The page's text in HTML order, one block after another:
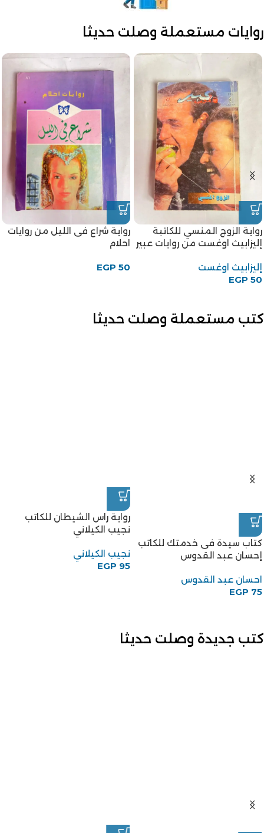
روايات مستعملة وصلت حديثا
رواية الزوج المنسي للكاتبة
إليزابيث اوغست من روايات عبير
إليزابيث اوغست
EGP 50
رواية شراع فى الليل من روايات
احلام
EGP 50
كتب مستعملة وصلت حديثا
كتاب سيدة فى خدمتك للكاتب
إحسان عبد القدوس
احسان عبد القدوس
EGP 75
رواية راس الشيطان للكاتب
نجيب الكيلاني
نجيب الكيلاني
EGP 95
كتب جديدة وصلت حديثا